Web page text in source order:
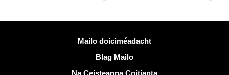
Mailo doiciméadacht
Blag Mailo
Na Ceisteanna Coitianta